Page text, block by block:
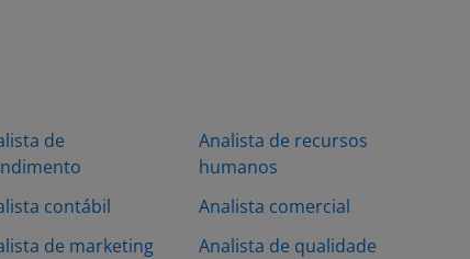
de
contábil
de marketing
Analista de recursos
humanos
Analista comercial
Analista de qualidade